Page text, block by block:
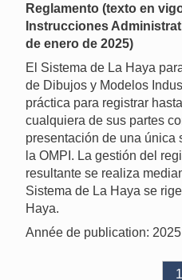
Reglamento (texto en
Instrucciones
de enero de 2025)
El Sistema de La Haya
de Dibujos y Modelos
práctica para registrar
cualquiera de sus partes
presentación de una única
la OMPI. La gestión del
resultante se realiza
Sistema de La Haya se
Haya.
Année de publication: 2025
1